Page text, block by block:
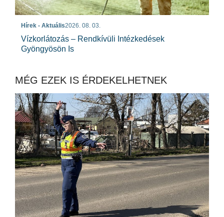
Hírek - Aktuális2026. 08. 03.
Vízkorlátozás – Rendkívüli Intézkedések
Gyöngyösön Is
MÉG EZEK IS ÉRDEKELHETNEK